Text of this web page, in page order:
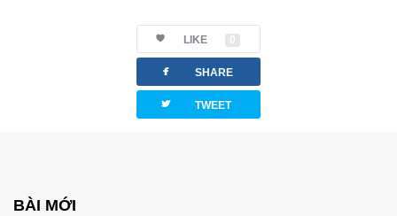
LIKE 0
facebook SHARE
twitterbird TWEET
BÀI MỚI